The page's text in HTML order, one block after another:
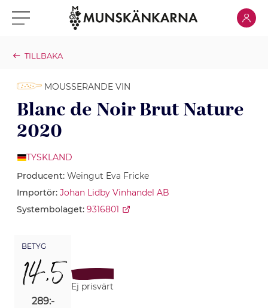
Klicka för meny Klicka
TILLBAKA
MOUSSERANDE VIN
Blanc de Noir Brut Nature
2020
TYSKLAND
Producent: Weingut Eva Fricke
Importör: Johan Lidby Vinhandel AB
Systembolaget: 9316801
BETYG
14,5
289:-
Ej prisvärt